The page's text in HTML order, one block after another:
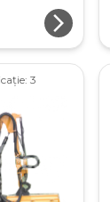
arrow_forward_ios
3